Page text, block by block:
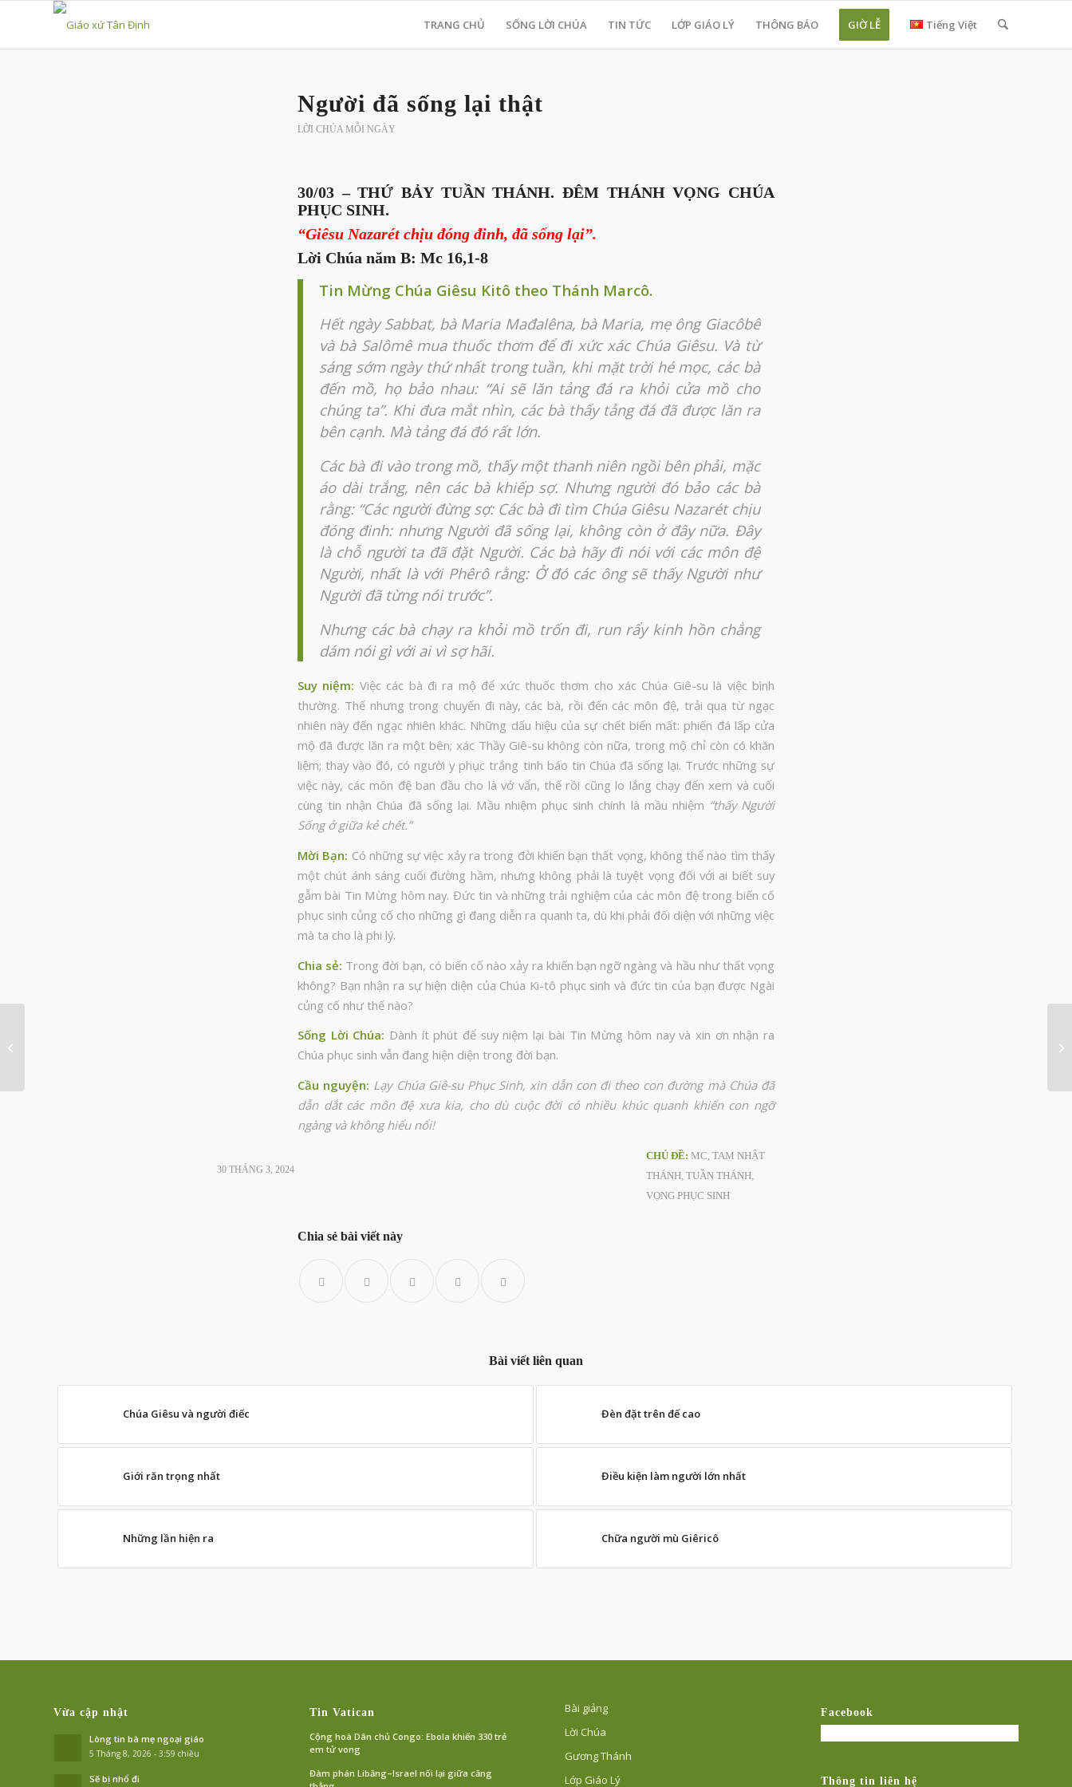
TRANG CHỦ SỐNG LỜI CHÚA TIN TỨC LỚP GIÁO LÝ THÔNG BÁO GIỜ LỄ Tiếng Việt
Người đã sống lại thật
LỜI CHÚA MỖI NGÀY
30/03 – THỨ BẢY TUẦN THÁNH. ĐÊM THÁNH VỌNG CHÚA
PHỤC SINH.
“Giêsu Nazarét chịu đóng đinh, đã sống lại”.
Lời Chúa năm B: Mc 16,1-8
Tin Mừng Chúa Giêsu Kitô theo Thánh Marcô.
Hết ngày Sabbat, bà Maria Mađalêna, bà Maria, mẹ ông Giacôbê
và bà Salômê mua thuốc thơm để đi xức xác Chúa Giêsu. Và từ
sáng sớm ngày thứ nhất trong tuần, khi mặt trời hé mọc, các bà
đến mồ, họ bảo nhau: “Ai sẽ lăn tảng đá ra khỏi cửa mồ cho
chúng ta”. Khi đưa mắt nhìn, các bà thấy tảng đá đã được lăn ra
bên cạnh. Mà tảng đá đó rất lớn.
Các bà đi vào trong mồ, thấy một thanh niên ngồi bên phải, mặc
áo dài trắng, nên các bà khiếp sợ. Nhưng người đó bảo các bà
rằng: “Các người đừng sợ: Các bà đi tìm Chúa Giêsu Nazarét chịu
đóng đinh: nhưng Người đã sống lại, không còn ở đây nữa. Đây
là chỗ người ta đã đặt Người. Các bà hãy đi nói với các môn đệ
Người, nhất là với Phêrô rằng: Ở đó các ông sẽ thấy Người như
Người đã từng nói trước”.
Nhưng các bà chạy ra khỏi mồ trốn đi, run rẩy kinh hồn chẳng
dám nói gì với ai vì sợ hãi.
Suy niệm: Việc các bà đi ra mộ để xức thuốc thơm cho xác Chúa Giê-su là việc bình
thường. Thế nhưng trong chuyến đi này, các bà, rồi đến các môn đệ, trải qua từ ngạc
nhiên này đến ngạc nhiên khác. Những dấu hiệu của sự chết biến mất: phiến đá lấp cửa
mộ đã được lăn ra một bên; xác Thầy Giê-su không còn nữa, trong mộ chỉ còn có khăn
liệm; thay vào đó, có người y phục trắng tinh báo tin Chúa đã sống lại. Trước những sự
việc này, các môn đệ ban đầu cho là vớ vẩn, thế rồi cũng lo lắng chạy đến xem và cuối
cùng tin nhận Chúa đã sống lại. Mầu nhiệm phục sinh chính là mầu nhiệm “thấy Người
Sống ở giữa kẻ chết.”
Mời Bạn: Có những sự việc xảy ra trong đời khiến bạn thất vọng, không thể nào tìm thấy
một chút ánh sáng cuối đường hầm, nhưng không phải là tuyệt vọng đối với ai biết suy
gẫm bài Tin Mừng hôm nay. Đức tin và những trải nghiệm của các môn đệ trong biến cố
phục sinh củng cố cho những gì đang diễn ra quanh ta, dù khi phải đối diện với những việc
mà ta cho là phi lý.
Chia sẻ: Trong đời bạn, có biến cố nào xảy ra khiến bạn ngỡ ngàng và hầu như thất vọng
không? Bạn nhận ra sự hiện diện của Chúa Ki-tô phục sinh và đức tin của bạn được Ngài
củng cố như thế nào?
Sống Lời Chúa: Dành ít phút để suy niệm lại bài Tin Mừng hôm nay và xin ơn nhận ra
Chúa phục sinh vẫn đang hiện diện trong đời bạn.
Cầu nguyện: Lạy Chúa Giê-su Phục Sinh, xin dẫn con đi theo con đường mà Chúa đã
dẫn dắt các môn đệ xưa kia, cho dù cuộc đời có nhiều khúc quanh khiến con ngỡ
ngàng và không hiểu nổi!
30 THÁNG 3, 2024
CHỦ ĐỀ: MC ,TAM NHẬT
THÁNH ,TUẦN THÁNH
VỌNG PHỤC SINH
Chia sẻ bài viết này
Bài viết liên quan
Chúa Giêsu và người điếc Đèn đặt trên đế cao
Giới răn trọng nhất Điều kiện làm người lớn nhất
Những lần hiện ra Chữa người mù Giêricô
Vừa cập nhật
Lòng tin bà mẹ ngoại giáo
5 Tháng 8, 2026 - 3:59 chiều
Sẽ bị nhổ đi
Tin Vatican
Cộng hoà Dân chủ Congo: Ebola khiến 330 trẻ
em tử vong
Đàm phán Libăng–Israel nối lại giữa căng
Bài giảng
Lời Chúa
Gương Thánh
Lớp Giáo Lý
Facebook
Thông tin liên hệ